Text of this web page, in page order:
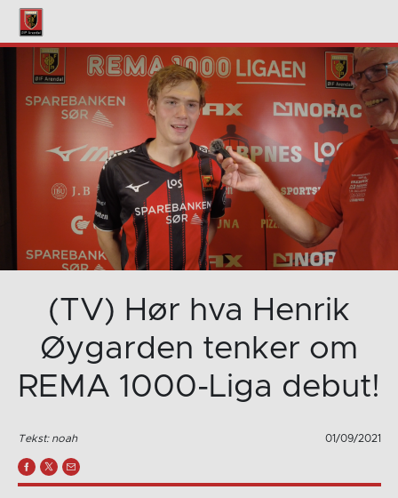
(TV) Hør hva Henrik
Øygarden tenker om
REMA 1000-Liga debut!
Tekst: noah 01/09/2021